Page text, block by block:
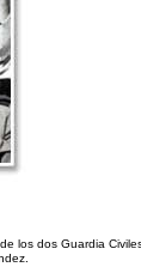
los dos Guardia